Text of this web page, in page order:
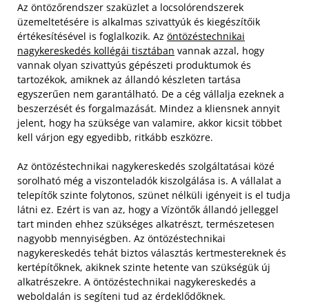
Az öntözőrendszer szaküzlet a locsolórendszerek
üzemeltetésére is alkalmas szivattyúk és kiegészítőik
értékesítésével is foglalkozik. Az öntözéstechnikai
nagykereskedés kollégái tisztában vannak azzal, hogy
vannak olyan szivattyús gépészeti produktumok és
tartozékok, amiknek az állandó készleten tartása
egyszerűen nem garantálható. De a cég vállalja ezeknek a
beszerzését és forgalmazását. Mindez a kliensnek annyit
jelent, hogy ha szüksége van valamire, akkor kicsit többet
kell várjon egy egyedibb, ritkább eszközre.
Az öntözéstechnikai nagykereskedés szolgáltatásai közé
sorolható még a viszonteladók kiszolgálása is. A vállalat a
telepítők szinte folytonos, szünet nélküli igényeit is el tudja
látni ez. Ezért is van az, hogy a Vízöntők állandó jelleggel
tart minden ehhez szükséges alkatrészt, természetesen
nagyobb mennyiségben. Az öntözéstechnikai
nagykereskedés tehát biztos választás kertmestereknek és
kertépítőknek, akiknek szinte hetente van szükségük új
alkatrészekre. A öntözéstechnikai nagykereskedés a
weboldalán is segíteni tud az érdeklődőknek.